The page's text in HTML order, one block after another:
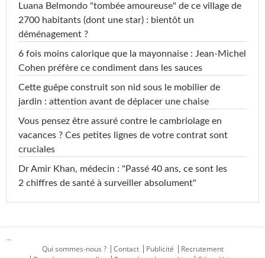
Luana Belmondo "tombée amoureuse" de ce village de
2700 habitants (dont une star) : bientôt un
déménagement ?
6 fois moins calorique que la mayonnaise : Jean-Michel
Cohen préfère ce condiment dans les sauces
Cette guêpe construit son nid sous le mobilier de
jardin : attention avant de déplacer une chaise
Vous pensez être assuré contre le cambriolage en
vacances ? Ces petites lignes de votre contrat sont
cruciales
Dr Amir Khan, médecin : "Passé 40 ans, ce sont les
2 chiffres de santé à surveiller absolument"
...
Qui sommes-nous ?
Contact Publicité
Recrutement